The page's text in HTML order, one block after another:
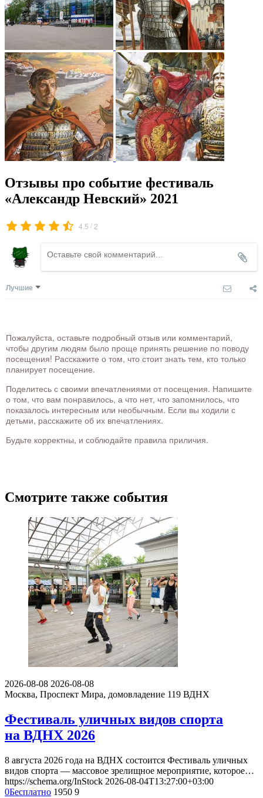
Отзывы про событие фестиваль
«Александр Невский» 2021
4.5 /2
Лучшие
Пожалуйста, оставьте подробный отзыв или комментарий,
чтобы другим людям было проще принять решение по поводу
посещения! Расскажите о том, что стоит знать тем, кто только
планирует посещение.
Поделитесь с своими впечатлениями от посещения. Напишите
о том, что вам понравилось, а что нет, что запомнилось, что
показалось интересным или необычным. Если вы ходили с
детьми, расскажите об их впечатлениях.
Будьте корректны, и соблюдайте правила приличия.
Смотрите также события
2026-08-08 2026-08-08
Москва, Проспект Мира, домовладение 119 ВДНХ
Фестиваль уличных видов спорта
на ВДНХ 2026
8 августа 2026 года на ВДНХ состоится Фестиваль уличных
видов спорта — массовое зрелищное мероприятие, которое…
https://schema.org/InStock 2026-08-04T13:27:00+03:00
0Бесплатно 1950 9